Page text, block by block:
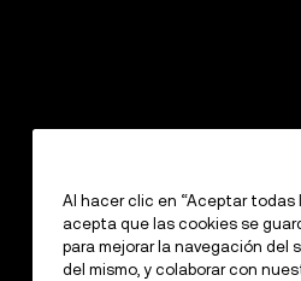
Al hacer clic en “Aceptar todas
acepta que las cookies se
para mejorar la navegación del
del mismo, y colaborar con